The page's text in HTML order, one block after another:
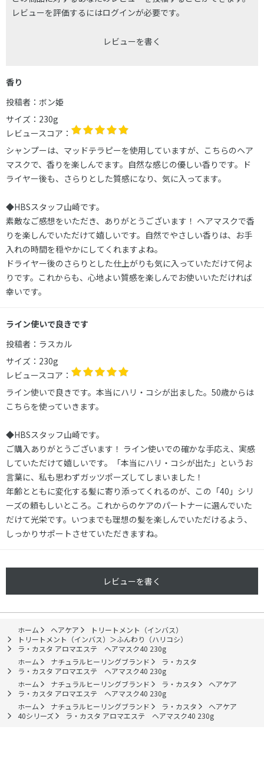
レビューを評価するにはログインが必要です。
レビューを書く
香り
投稿者： ボン姫
サイズ： 230g
レビュースコア：
シャンプーは、マッドテラピーを使用していますが、こちらのヘア
マスクで、香りを楽しんでます。自然な感じの優しい香りです。ド
ライヤー後も、さらりとした質感になり、気に入ってます。
◆HBSスタッフ山崎です。
素敵なご感想をいただき、ありがとうございます！ ヘアマスクで香
りを楽しんでいただけて嬉しいです。自然でやさしい香りは、お手
入れの時間を穏やかにしてくれますよね。
ドライヤー後のさらりとした仕上がりも気に入っていただけて何よ
りです。これからも、心地よい質感を楽しんでお使いいただければ
幸いです。
ライン使いで良きです
投稿者： ラスカル
サイズ： 230g
レビュースコア：
ライン使いで良きです。本当にハリ・コシが出ました。50歳からは
こちらを使っていきます。
◆HBSスタッフ山崎です。
ご購入ありがとうございます！ ライン使いでの確かな手応え、実感
していただけて嬉しいです。「本当にハリ・コシが出た」というお
言葉に、私も思わずガッツポーズしてしまいました！
年齢とともに変化する髪に寄り添ってくれるのが、この「40」シリ
ーズの頼もしいところ。これからのケアのパートナーに選んでいた
だけて光栄です。いつまでも理想の髪を楽しんでいただけるよう、
しっかりサポートさせていただきますね。
レビューを書く
ホーム ヘアケア
トリートメント（インバス）
トリートメント（インバス）＞ふんわり（ハリコシ）
ラ・カスタ アロマエステ ヘアマスク40 230g
ホーム
ナチュラルヒーリングブランド
ラ・カスタ
ラ・カスタ アロマエステ ヘアマスク40 230g
ホーム
ナチュラルヒーリングブランド ラ・カスタ
ヘアケア
ラ・カスタ アロマエステ ヘアマスク40 230g
ホーム
ナチュラルヒーリングブランド ラ・カスタ
ヘアケア
40シリーズ
ラ・カスタ アロマエステ ヘアマスク40 230g